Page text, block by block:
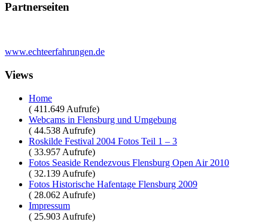
Partnerseiten
www.echteerfahrungen.de
Views
Home
( 411.649 Aufrufe)
Webcams in Flensburg und Umgebung
( 44.538 Aufrufe)
Roskilde Festival 2004 Fotos Teil 1 – 3
( 33.957 Aufrufe)
Fotos Seaside Rendezvous Flensburg Open Air 2010
( 32.139 Aufrufe)
Fotos Historische Hafentage Flensburg 2009
( 28.062 Aufrufe)
Impressum
( 25.903 Aufrufe)